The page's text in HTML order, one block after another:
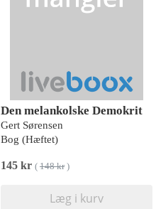
Den melankolske Demokrit
Gert Sørensen
Bog (Hæftet)
145 kr ( 148 kr)
Læg i kurv